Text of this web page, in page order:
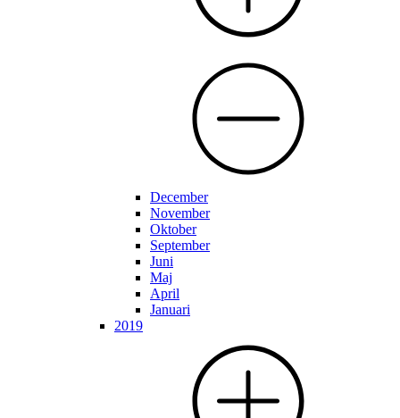
December
November
Oktober
September
Juni
Maj
April
Januari
2019